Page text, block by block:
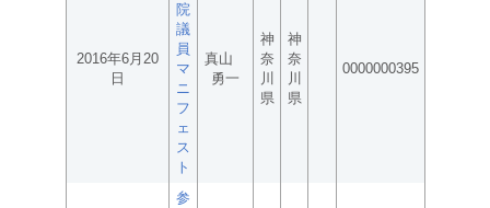
2016年6月20
日
院
議
員
マ
ニ
フ
ェ
ス
ト
真山
勇一
神
奈
川
県
神
奈
川
県
0000000395
参